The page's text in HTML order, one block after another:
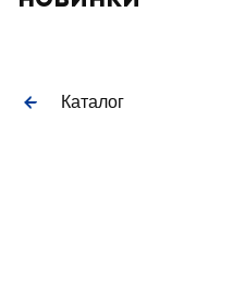
Каталог